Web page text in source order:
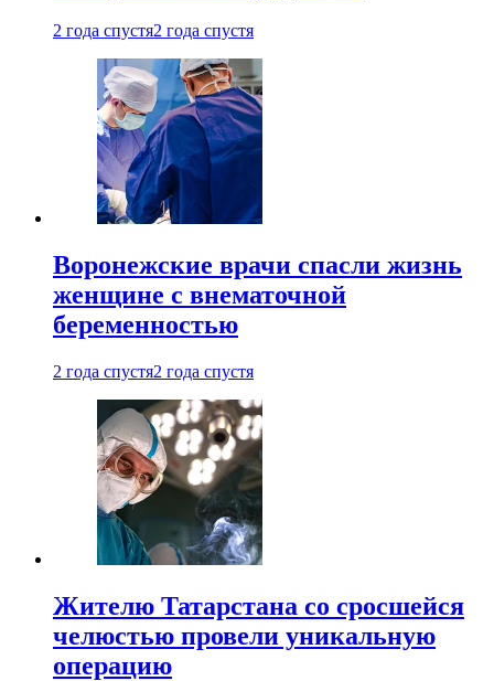
2 года спустя2 года спустя
Воронежские врачи спасли жизнь
женщине с внематочной
беременностью
2 года спустя2 года спустя
Жителю Татарстана со сросшейся
челюстью провели уникальную
операцию